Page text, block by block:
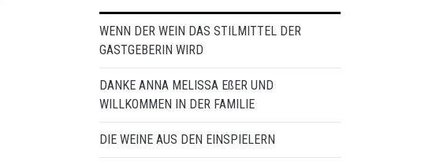
WENN DER WEIN DAS STILMITTEL DER
GASTGEBERIN WIRD
DANKE ANNA MELISSA EßER UND
WILLKOMMEN IN DER FAMILIE
DIE WEINE AUS DEN EINSPIELERN